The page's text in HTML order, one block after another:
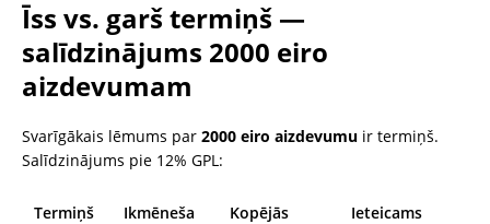
Īss vs. garš termiņš —
salīdzinājums 2000 eiro
aizdevumam
Svarīgākais lēmums par 2000 eiro aizdevumu ir termiņš.
Salīdzinājums pie 12% GPL:
Termiņš
Ikmēneša
Kopējās
Ieteicams